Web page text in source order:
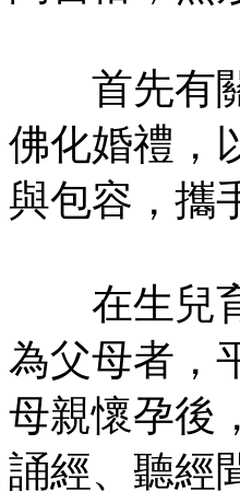
首先有關
佛化婚禮，
與包容，攜
在生兒育
為父母者，
母親懷孕後
誦經、聽經